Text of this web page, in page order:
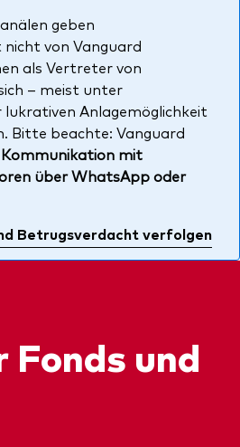
investieren
geben
von Vanguard
als Vertreter von
– meist unter
lukrativen Anlagemöglichkeit
Bitte beachte: Vanguard
mit
über WhatsApp oder
Betrugsverdacht verfolgen
Fonds und